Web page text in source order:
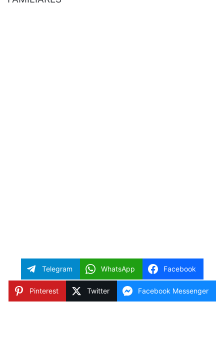
Telegram WhatsApp Facebook
Pinterest Twitter Facebook Messenger